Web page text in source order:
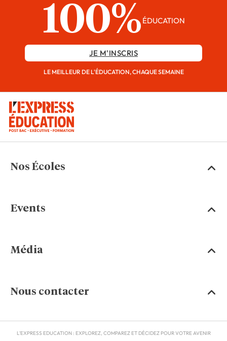
100% ÉDUCATION
JE M'INSCRIS
LE MEILLEUR DE L'ÉDUCATION, CHAQUE SEMAINE
Nos Écoles
Events
Média
Nous contacter
L'EXPRESS EDUCATION : EXPLOREZ, COMPAREZ ET DÉCIDEZ POUR VOTRE AVENIR